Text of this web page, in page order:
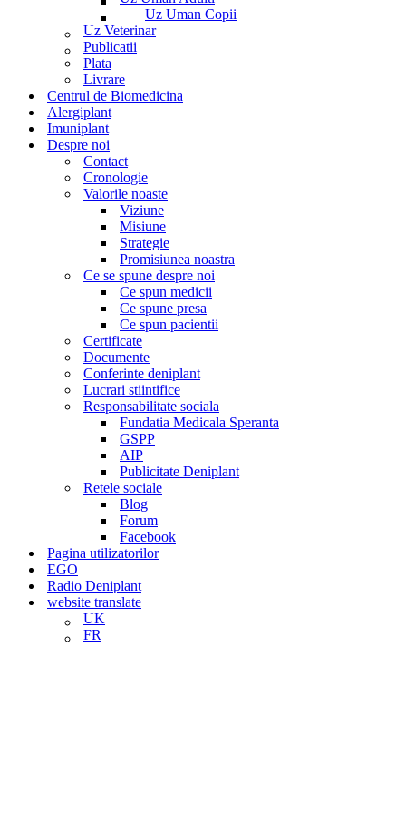
Uz Uman Copii
Uz Veterinar
Publicatii
Plata
Livrare
Centrul de Biomedicina
Alergiplant
Imuniplant
Despre noi
Contact
Cronologie
Valorile noaste
Viziune
Misiune
Strategie
Promisiunea noastra
Ce se spune despre noi
Ce spun medicii
Ce spune presa
Ce spun pacientii
Certificate
Documente
Conferinte deniplant
Lucrari stiintifice
Responsabilitate sociala
Fundatia Medicala Speranta
GSPP
AIP
Publicitate Deniplant
Retele sociale
Blog
Forum
Facebook
Pagina utilizatorilor
EGO
Radio Deniplant
website translate
UK
FR